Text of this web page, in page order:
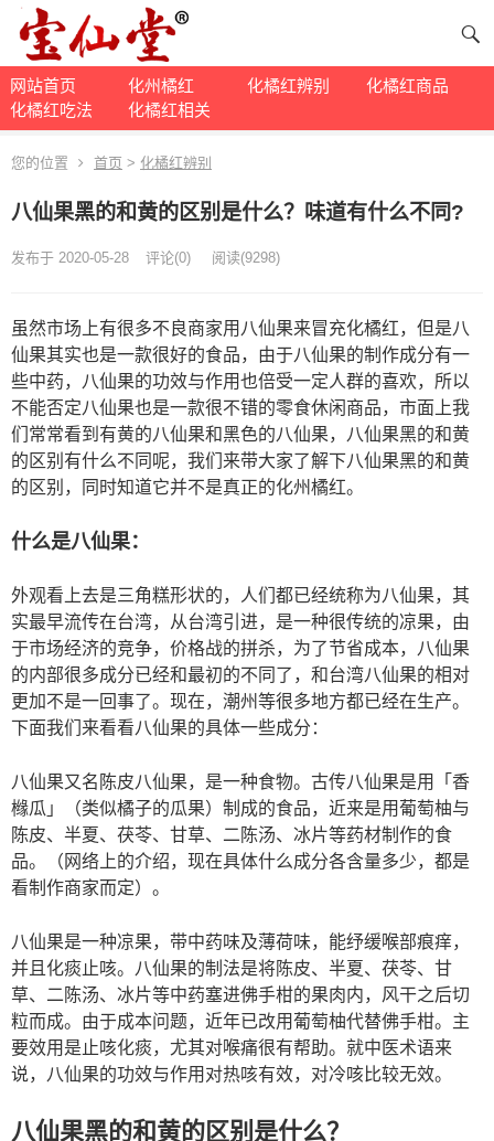
网站首页 化州橘红 化橘红辨别
化橘红商品
化橘红吃法
化橘红相关
您的位置 首页 > 化橘红辨别
八仙果黑的和黄的区别是什么？味道有什么不同?
发布于 2020-05-28 评论(0) 阅读(9298)
虽然市场上有很多不良商家用八仙果来冒充化橘红，但是八
仙果其实也是一款很好的食品，由于八仙果的制作成分有一
些中药，八仙果的功效与作用也倍受一定人群的喜欢，所以
不能否定八仙果也是一款很不错的零食休闲商品，市面上我
们常常看到有黄的八仙果和黑色的八仙果，八仙果黑的和黄
的区别有什么不同呢，我们来带大家了解下八仙果黑的和黄
的区别，同时知道它并不是真正的化州橘红。
什么是八仙果：
外观看上去是三角糕形状的，人们都已经统称为八仙果，其
实最早流传在台湾，从台湾引进，是一种很传统的凉果，由
于市场经济的竞争，价格战的拼杀，为了节省成本，八仙果
的内部很多成分已经和最初的不同了，和台湾八仙果的相对
更加不是一回事了。现在，潮州等很多地方都已经在生产。
下面我们来看看八仙果的具体一些成分：
八仙果又名陈皮八仙果，是一种食物。古传八仙果是用「香
橼瓜」（类似橘子的瓜果）制成的食品，近来是用葡萄柚与
陈皮、半夏、茯苓、甘草、二陈汤、冰片等药材制作的食
品。（网络上的介绍，现在具体什么成分各含量多少，都是
看制作商家而定）。
八仙果是一种凉果，带中药味及薄荷味，能纾缓喉部痕痒，
并且化痰止咳。八仙果的制法是将陈皮、半夏、茯苓、甘
草、二陈汤、冰片等中药塞进佛手柑的果肉内，风干之后切
粒而成。由于成本问题，近年已改用葡萄柚代替佛手柑。主
要效用是止咳化痰，尤其对喉痛很有帮助。就中医术语来
说，八仙果的功效与作用对热咳有效，对冷咳比较无效。
八仙果黑的和黄的区别是什么？